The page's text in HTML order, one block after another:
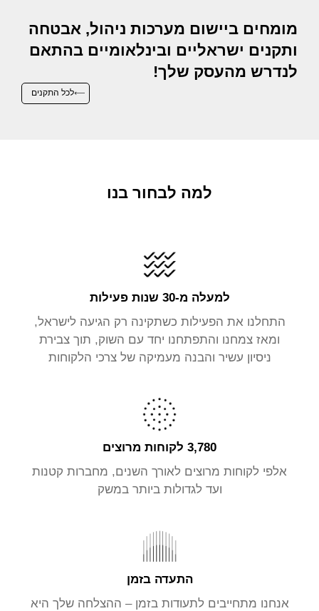
מומחים ביישום מערכות ניהול, אבטחה
ותקנים ישראליים ובינלאומיים בהתאם
לנדרש מהעסק שלך!
לכל התקנים
למה לבחור בנו
למעלה מ-30 שנות פעילות
התחלנו את הפעילות כשתקינה רק הגיעה לישראל,
ומאז צמחנו והתפתחנו יחד עם השוק, תוך צבירת
ניסיון עשיר והבנה מעמיקה של צרכי הלקוחות
3,780 לקוחות מרוצים
אלפי לקוחות מרוצים לאורך השנים, מחברות קטנות
ועד לגדולות ביותר במשק
התעדה בזמן
אנחנו מתחייבים לתעודות בזמן – ההצלחה שלך היא